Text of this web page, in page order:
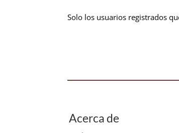
Solo los usuarios registrados
Acerca de